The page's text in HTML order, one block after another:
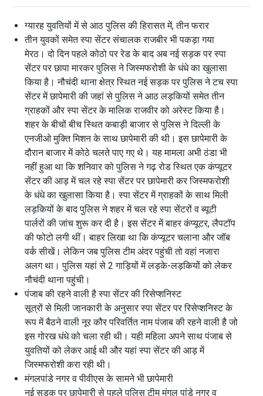
ग्यारह युवतियों में से आठ पुलिस की हिरासत में, तीन फरार
तीन युवकों समेत स्पा सेंटर संचालक राजबीर भी पकड़ा गया
मेरठ। दो दिन पहले कोठो पर रेड के बाद अब नई सड़क पर स्पा
सेंटर पर छापा मारकर पुलिस ने जिस्मफरोशी के धंधे का खुलासा
किया है। नौचंदी थाना क्षेत्र स्थित नई सड़क पर पुलिस ने टच स्पा
सेंटर में छापेमारी की जहां से पुलिस ने आठ लड़कियों समेत तीन
ग्राहकों और स्पा सेंटर के मालिक राजवीर को अरेस्ट किया है।
शहर के बीचों बीच स्थित कबाड़ी बाजार से पुलिस ने दिल्ली के
एनजीओ मुक्ति मिशन के साथ छापेमारी की थी। इस छापेमारी के
दौरान बाजार में कोठे चलते पाए गए थे। यह मामला अभी ठंडा भी
नहीं हुआ था कि शनिवार को पुलिस ने गढ़ रोड स्थित एक कंप्यूटर
सेंटर की आड़ में चल रहे स्पा सेंटर पर छापेमारी कर जिस्मफरोशी
के धंधे का खुलासा किया है। स्पा सेंटर में ग्राहकों के साथ मिली
लड़कियों के बाद पुलिस ने शहर में चल रहे स्पा सेंटरों व ब्यूटी
पार्लरों की जांच शुरू कर दी है। इस सेंटर में बाहर कंप्यूटर, लैपटॉप
की फोटो लगी थीं। बाहर लिखा था कि कंप्यूटर चलाना और जॉब
वर्क सीखें। लेकिन जब पुलिस टीम अंदर पहुंची तो वहां नजारा
अलग था। पुलिस यहां से 2 गाड़ियों में लड़के-लड़कियों को लेकर
नौचंदी थाना पहुंची।
पंजाब की रहने वाली है स्पा सेंटर की रिसेप्शनिस्ट
सूत्रों से मिली जानकारी के अनुसार स्पा सेंटर पर रिसेप्शनिस्ट के
रूप में बैठने वाली नूर कौर परिवर्तित नाम पंजाब की रहने वाली है जो
इस गोरख धंधे को चला रही थी। यही महिला अपने साथ पंजाब से
युवतियों को लेकर आई थी और यहां स्पा सेंटर की आड़ में
जिस्मफरोशी करा रही थी।
मंगलपांडे नगर व पीवीएस के सामने भी छापेमारी
नई सड़क पर छापेमारी से पहले पुलिस टीम मंगल पांडे नगर व